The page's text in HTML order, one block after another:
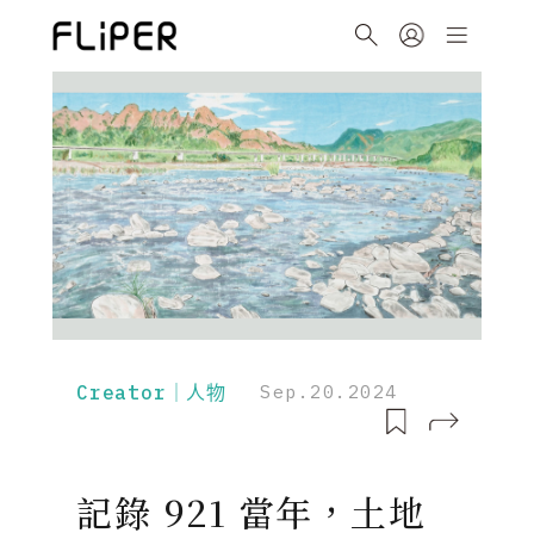
Creator｜人物 Sep.20.2024
記錄 921 當年，土地